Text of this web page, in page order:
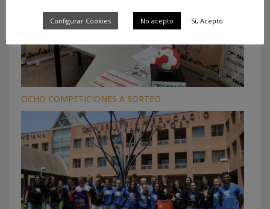
OCHO COMPETICIONES A SORTEO
Configurar Cookies No acepto Sí, Acepto